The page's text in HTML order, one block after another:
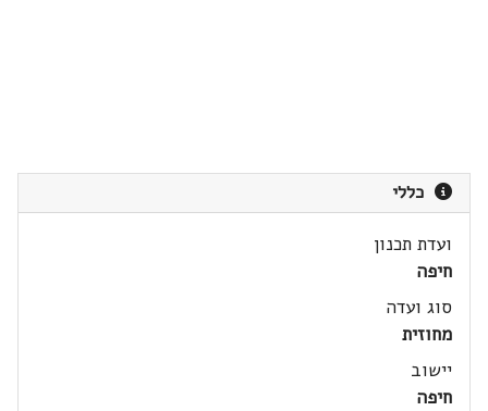
כללי
ועדת תכנון
חיפה
סוג ועדה
מחוזית
יישוב
חיפה